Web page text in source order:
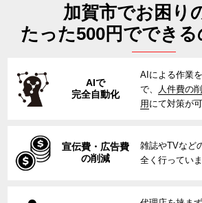
加賀市でお困り
たった500円でできる
AIで
完全自動化
AIによる作業
で、
人件費の
用 にて対策が
宣伝費・広告費
の削減
雑誌やTVなど
全く行っていま